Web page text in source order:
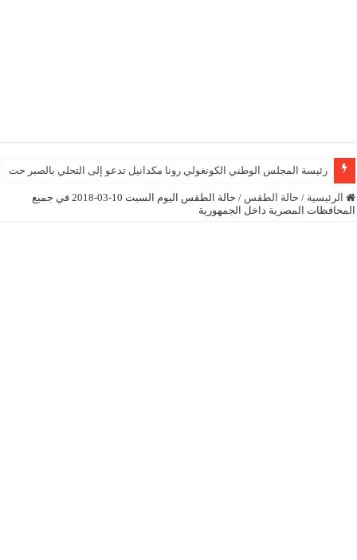
رئيسة المجلس الوطني الكونغولي رونا مكدانيل تدعو إلى التحلي بالصبر حتى يمكن
الرئيسية / حالة الطقس /
حالة الطقس اليوم السبت 10-03-2018 في جميع
المحافظات المصرية داخل الجمهورية